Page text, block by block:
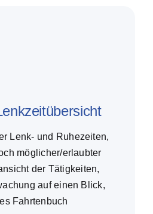
Lenk- und Ruhezeiten,
möglicher/erlaubter
der Tätigkeiten,
auf einen Blick,
Fahrtenbuch